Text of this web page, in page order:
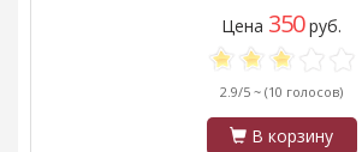
Цена 350руб.
2.9/5 ~ (10 голосов)
В корзину